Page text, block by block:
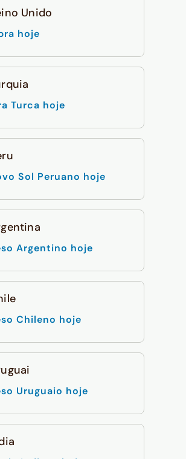
Unido
hoje
Turca hoje
Sol Peruano hoje
Argentino hoje
Chileno hoje
Uruguaio hoje